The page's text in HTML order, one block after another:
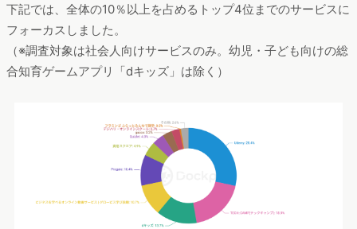
下記では、全体の10％以上を占めるトップ4位までのサービスに
フォーカスしました。
（※調査対象は社会人向けサービスのみ。幼児・子ども向けの総
合知育ゲームアプリ「dキッズ」は除く）